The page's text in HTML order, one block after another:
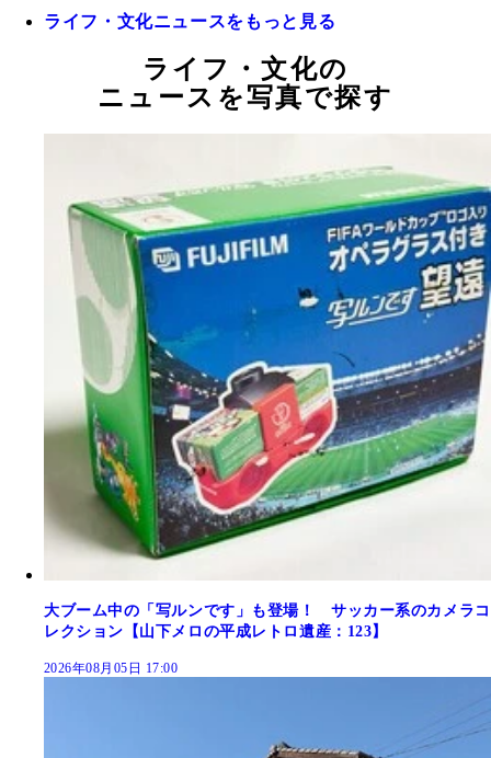
ライフ・文化ニュースをもっと見る
ライフ・文化の
ニュースを写真で探す
大ブーム中の「写ルンです」も登場！ サッカー系のカメラコ
レクション【山下メロの平成レトロ遺産：123】
2026年08月05日 17:00